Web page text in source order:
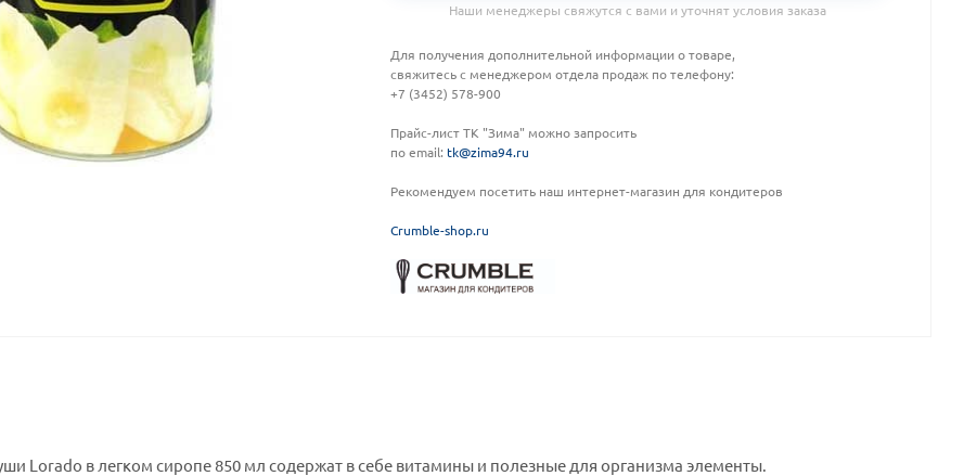
Наши менеджеры свяжутся с вами и уточнят условия заказа
Для получения дополнительной информации о товаре,
свяжитесь с менеджером отдела продаж по телефону:
+7 (3452) 578-900
Прайс-лист ТК "Зима" можно запросить
по email: tk@zima94.ru
Рекомендуем посетить наш интернет-магазин для кондитеров
Crumble-shop.ru
Lorado в легком сиропе 850 мл содержат в себе витамины и полезные для организма элементы.